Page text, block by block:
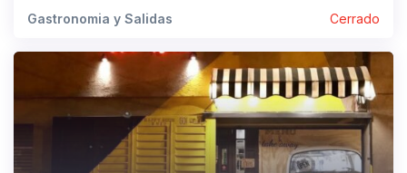
Gastronomia y Salidas Cerrado